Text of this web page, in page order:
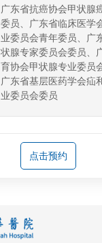
广东省抗癌协会甲状腺
委员、广东省临床医学
业委员会青年委员、广
状腺专家委员会委员、
育协会甲状腺专业委员
广东省基层医药学会疝
业委员会委员
点击预约